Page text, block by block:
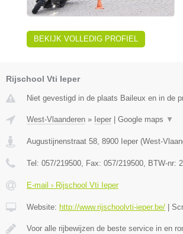
BEKIJK VOLLEDIG PROFIEL
Rijschool Vti Ieper
Niet gevestigd in de plaats Baileux en in de
West-Vlaanderen » Ieper Google maps ▼
Augustijnenstraat 58, 8900 Ieper (West-
Tel: 057/219500, Fax: 057/219500, BTW-nr:
E-mail › Rijschool Vti Ieper
Website: http://www.rijschoolvti-ieper.be/
Voor alle rijbewijzen de beste service in en